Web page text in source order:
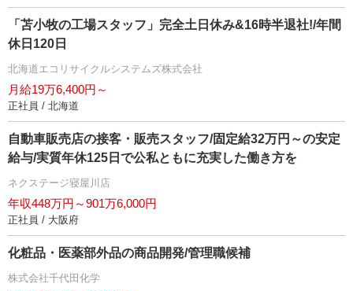
「苫小牧の工場スタッフ」完全土日休み&16時半退社!/年間
休日120日
北海道エコリサイクルシステムズ株式会社
月給19万6,400円～
正社員 / 北海道
自動車販売店の接客・販売スタッフ/固定給32万円～の安定
給与/実質年休125日で公私ともに充実した働き方を
ネクステージ寝屋川店
年収448万円～901万6,000円
正社員 / 大阪府
化粧品・医薬部外品の商品開発/管理職候補
株式会社千代田化学